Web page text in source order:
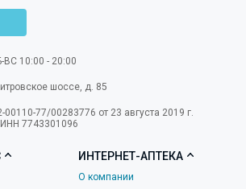
ВС 10:00 - 20:00
шоссе, д. 85
77/00283776 от 23 августа 2019 г.
7743301096
ИНТЕРНЕТ-АПТЕКА
О компании